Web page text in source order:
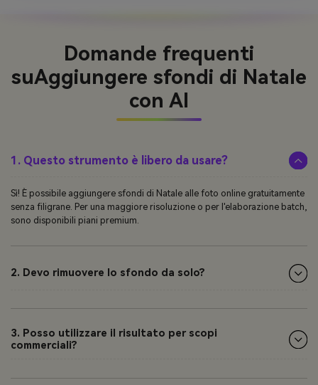
Domande frequenti
suAggiungere sfondi di Natale
con AI
1. Questo strumento è libero da usare?
Sì! È possibile aggiungere sfondi di Natale alle foto online gratuitamente
senza filigrane. Per una maggiore risoluzione o per l'elaborazione batch,
sono disponibili piani premium.
2. Devo rimuovere lo sfondo da solo?
3. Posso utilizzare il risultato per scopi
commerciali?